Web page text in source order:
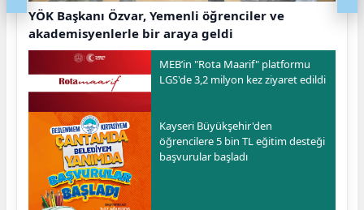
YÖK Başkanı Özvar, Yemenli öğrenciler ve
akademisyenlerle bir araya geldi
MEB’in "Rota Maarif" platformu
LGS'de 3,2 milyon kez ziyaret edildi
Kayseri Büyükşehir'den
öğrencilere 5 bin TL eğitim desteği
başvurular başladı